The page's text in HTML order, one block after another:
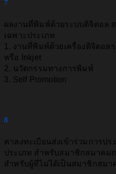
7
ผลงานที่พิมพ์ด้วยระบบดิจิตอล
เฉพาะประเภท
1. งานที่พิมพ์ด้วยเครื่องดิจิตอล
หรือ Inkjet
2. นวัตกรรมทางการพิมพ์
3. Self Promotion
8
ค่าลงทะเบียนส่งเข้าร่วมการปร
ประเภท สําหรับสมาชิกสมาคม
สําหรับผู้ที่ไม่ได้เป็นสมาชิกสม